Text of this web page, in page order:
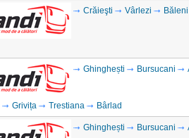
Crăieşti Vârlezi Băleni
Ghinghești Bursucani
Grivița Trestiana Bârlad
Ghinghești Bursucani